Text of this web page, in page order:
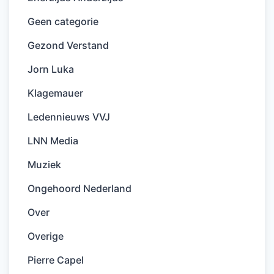
Geen categorie
Gezond Verstand
Jorn Luka
Klagemauer
Ledennieuws VVJ
LNN Media
Muziek
Ongehoord Nederland
Over
Overige
Pierre Capel